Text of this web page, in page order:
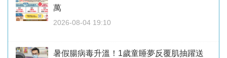
萬
2026-08-04 19:10
暑假腸病毒升溫！1歲童睡夢反覆肌抽躍送